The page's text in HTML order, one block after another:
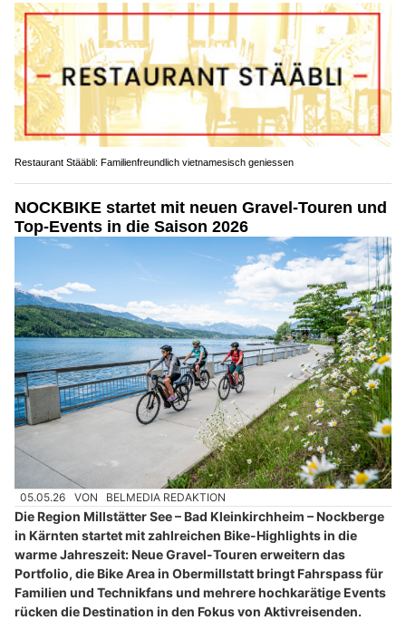
Restaurant Stääbli: Familienfreundlich vietnamesisch geniessen
NOCKBIKE startet mit neuen Gravel-Touren und
Top-Events in die Saison 2026
05.05.26 VON BELMEDIA REDAKTION
Die Region Millstätter See – Bad Kleinkirchheim – Nockberge
in Kärnten startet mit zahlreichen Bike-Highlights in die
warme Jahreszeit: Neue Gravel-Touren erweitern das
Portfolio, die Bike Area in Obermillstatt bringt Fahrspass für
Familien und Technikfans und mehrere hochkarätige Events
rücken die Destination in den Fokus von Aktivreisenden.